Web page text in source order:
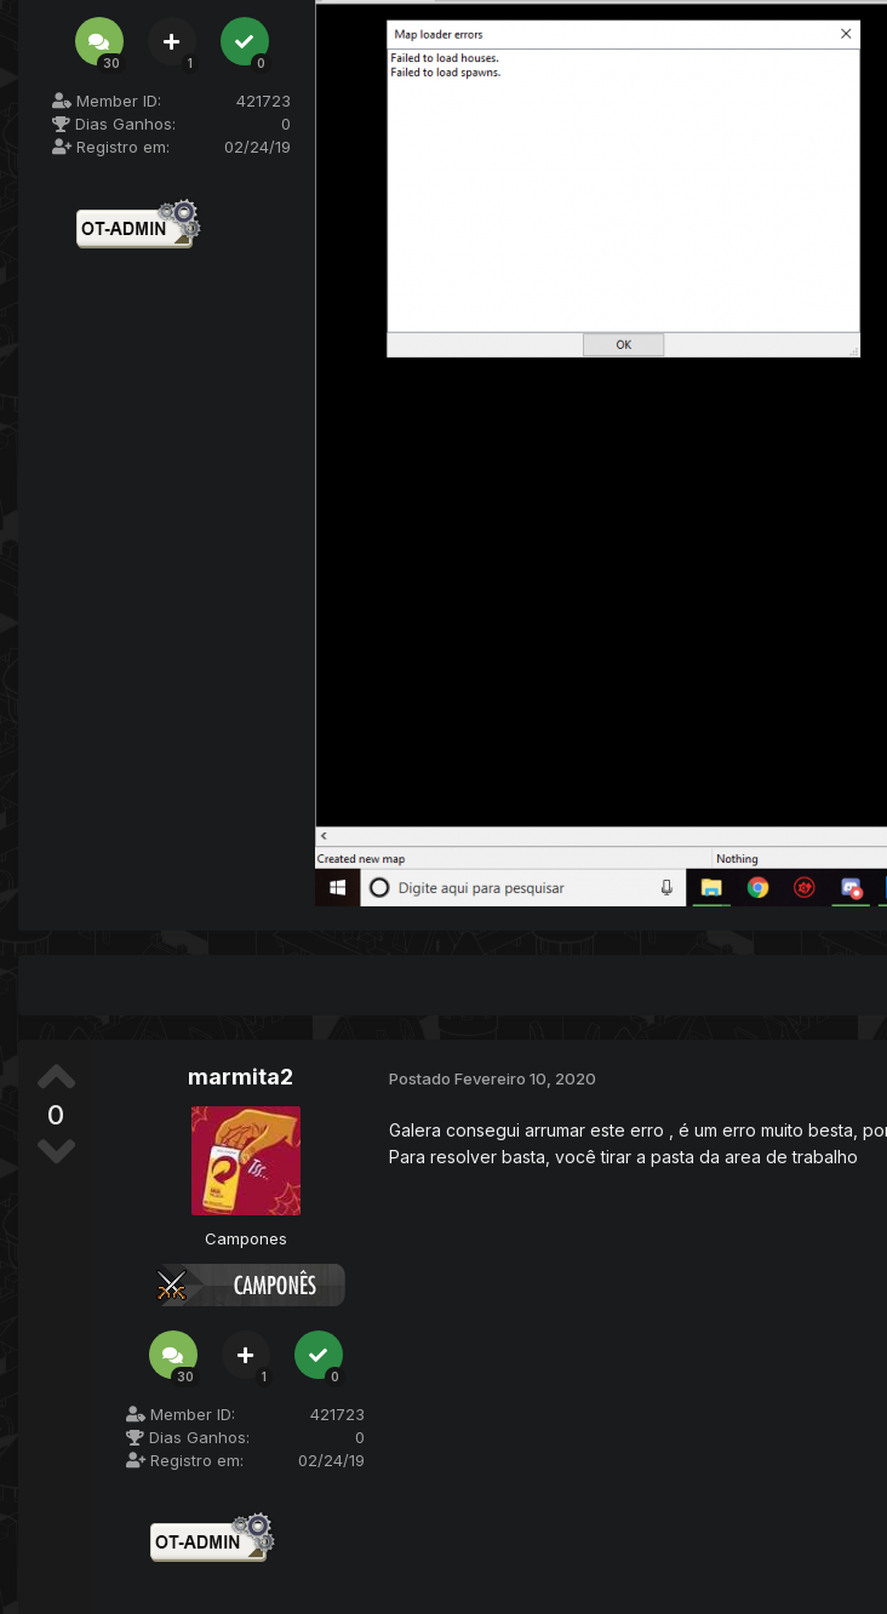
30 1 0
Member ID:
421723
Dias Ganhos:
0
Registro em:
02/24/19
0
marmita2
Campones
30 1 0
Member ID:
421723
Dias Ganhos:
0
Registro em:
02/24/19
Postado Fevereiro 10, 2020
Galera consegui arrumar este erro , é um erro muito besta,
Para resolver basta, você tirar a pasta da area de trabalho